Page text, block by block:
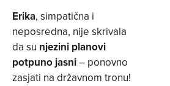
Erika, simpatična i
neposredna, nije skrivala
da su njezini planovi
potpuno jasni– ponovno
zasjati na državnom tronu!